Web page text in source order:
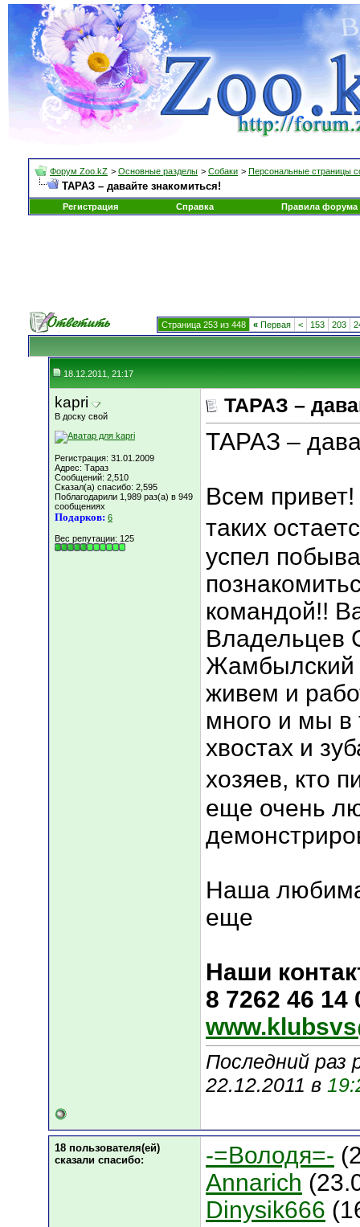
Форум Zoo.kZ > Основные разделы > Собаки > Персональные страницы
ТАРАЗ – давайте знакомиться!
Регистрация Справка Правила форума
Страница 253 из 448 « Первая < 153 203
18.12.2011, 21:17
kapri
В доску свой
Регистрация: 31.01.2009
Адрес: Тараз
Сообщений: 2,510
Сказал(а) спасибо: 2,595
Поблагодарили 1,989 раз(а) в 949
сообщениях
Подарков: 6
Вес репутации: 125
ТАРАЗ –
ТАРАЗ –
Всем
таких
успел
командой!!
Владельцев
живем и
много и мы в
хвостах и
хозяев, кто
еще очень
Наша
еще
Наши
8 7262 46 14
Последний раз
22.12.2011 в
18 пользователя(ей)
сказали cпасибо:
-=Володя=-
Annarich
Dinysik666